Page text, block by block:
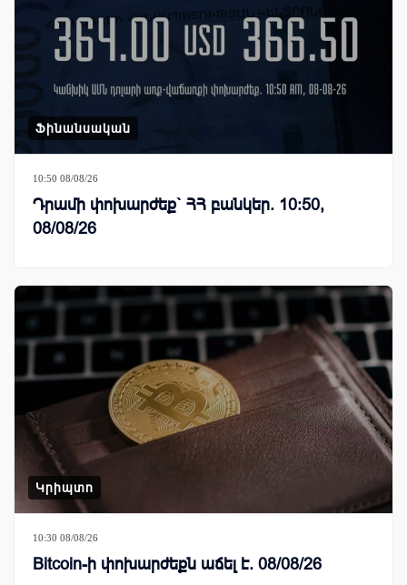
Ֆինանսական
10:50 08/08/26
Դրամի փոխարժեք` ՀՀ բանկեր. 10:50,
08/08/26
Կրիպտո
10:30 08/08/26
Bitcoin-ի փոխարժեքն աճել է. 08/08/26